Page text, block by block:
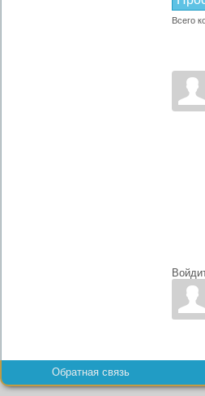
Всего
Обратная связь